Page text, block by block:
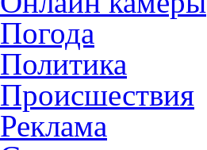
Погода
Политика
Происшествия
Реклама